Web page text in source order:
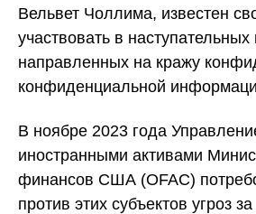
Вельвет Чоллима, известен
участвовать в
направленных на кражу
конфиденциальной
В ноябре 2023 года
иностранными активами
финансов США (OFAC)
против этих субъектов угроз